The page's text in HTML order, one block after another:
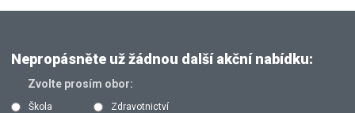
Nepropásněte už žádnou další akční nabídku:
Zvolte prosím obor:
Škola
Zdravotnictví